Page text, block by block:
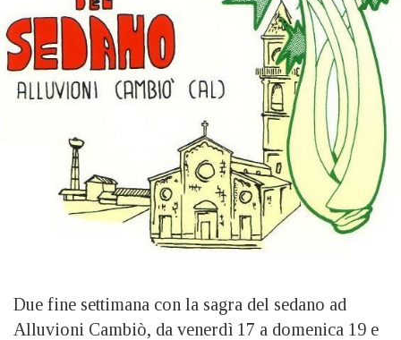
Due fine settimana con la sagra del sedano ad
Alluvioni Cambiò, da venerdì 17 a domenica 19 e